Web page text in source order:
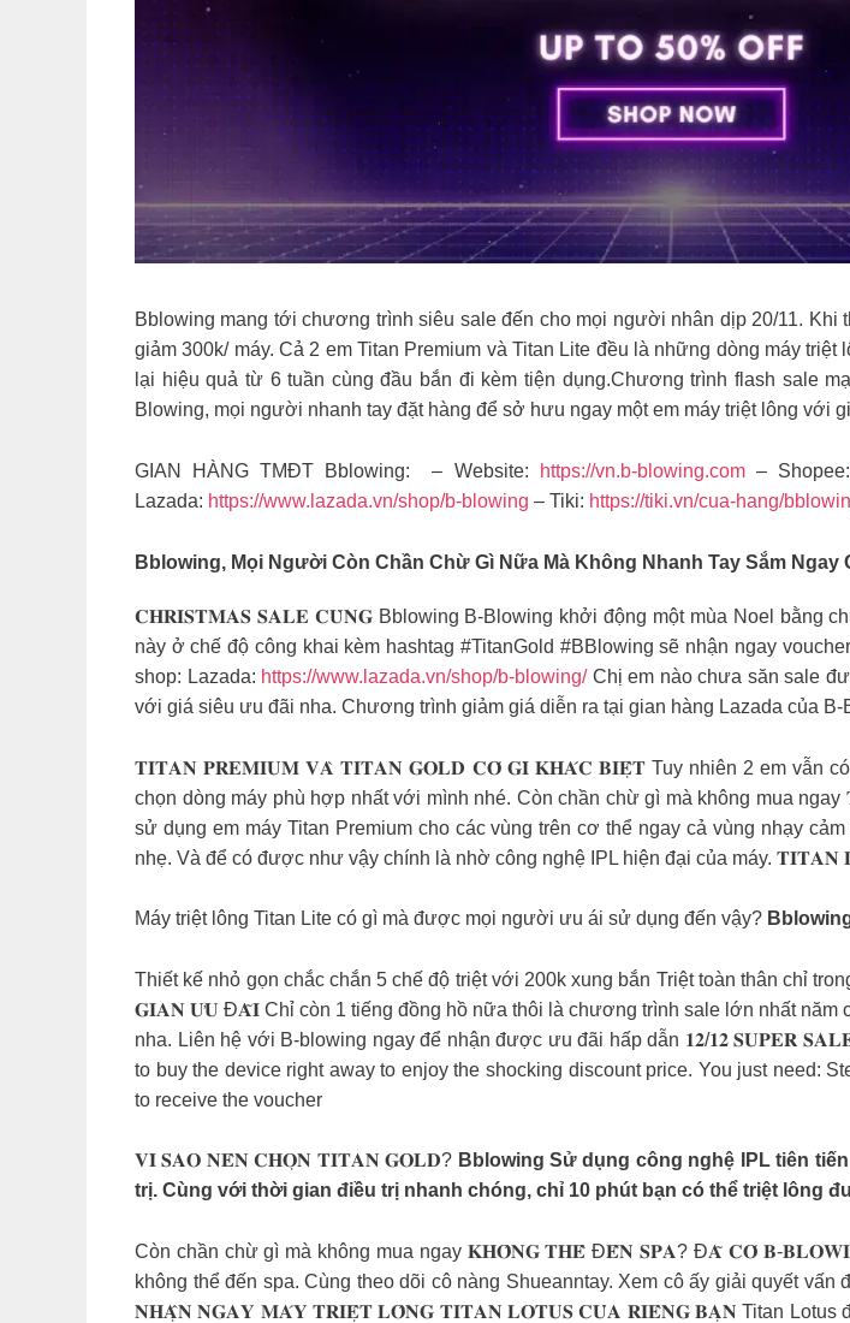
Bblowing mang tới chương trình siêu sale đến cho mọi người nhân dịp 20/11.
giảm 300k/ máy. Cả 2 em Titan Premium và Titan Lite đều là những dòng máy triệt
lại hiệu quả từ 6 tuần cùng đầu bắn đi kèm tiện dụng.Chương trình flash sale
Blowing, mọi người nhanh tay đặt hàng để sở hưu ngay một em máy triệt lông với
GIAN HÀNG TMĐT Bblowing: – Website: https://vn.b-blowing.com– Shopee:
Lazada: https://www.lazada.vn/shop/b-blowing – Tiki: https://tiki.vn/cua-hang/
Bblowing, Mọi Người Còn Chần Chừ Gì Nữa Mà Không Nhanh Tay Sắm Ngay
𝐂𝐇𝐑𝐈𝐒𝐓𝐌𝐀𝐒 𝐒𝐀𝐋𝐄 𝐂𝐔̀𝐍𝐆 Bblowing B-Blowing khởi động một mùa Noel bằng
này ở chế độ công khai kèm hashtag #TitanGold #BBlowing sẽ nhận ngay
shop: Lazada: https://www.lazada.vn/shop/b-blowing/Chị em nào chưa săn sale
với giá siêu ưu đãi nha. Chương trình giảm giá diễn ra tại gian hàng Lazada của
𝐓𝐈𝐓𝐀𝐍 𝐏𝐑𝐄𝐌𝐈𝐔𝐌 𝐕𝐀̀ 𝐓𝐈𝐓𝐀𝐍 𝐆𝐎𝐋𝐃 𝐂𝐎́ 𝐆𝐈̀ 𝐊𝐇𝐀́𝐂 𝐁𝐈𝐄̣̂𝐓 Tuy nhiên 2 em vẫn có
chọn dòng máy phù hợp nhất với mình nhé. Còn chần chừ gì mà không
sử dụng em máy Titan Premium cho các vùng trên cơ thể ngay cả vùng nhạy
nhẹ. Và để có được như vậy chính là nhờ công nghệ IPL hiện đại của máy.
Máy triệt lông Titan Lite có gì mà được mọi người ưu ái sử dụng đến vậy?
Thiết kế nhỏ gọn chắc chắn 5 chế độ triệt với 200k xung bắn Triệt toàn thân
𝐆𝐈𝐀𝐍 𝐔̛𝐔 Đ𝐀̃𝐈 Chỉ còn 1 tiếng đồng hồ nữa thôi là chương trình sale lớn nhất năm
nha. Liên hệ với B-blowing ngay để nhận được ưu đãi hấp dẫn 𝟏𝟐/𝟏𝟐 𝐒𝐔𝐏𝐄𝐑
to buy the device right away to enjoy the shocking discount price. You just need:
to receive the voucher
𝐕𝐈̀ 𝐒𝐀𝐎 𝐍𝐄̂𝐍 𝐂𝐇𝐎̣𝐍 𝐓𝐈𝐓𝐀𝐍 𝐆𝐎𝐋𝐃? Bblowing Sử dụng công nghệ IPL tiên
trị. Cùng với thời gian điều trị nhanh chóng, chỉ 10 phút bạn có thể triệt lông
Còn chần chừ gì mà không mua ngay 𝐊𝐇𝐎̂𝐍𝐆 𝐓𝐇𝐄̂̉ Đ𝐄̂́𝐍 𝐒𝐏𝐀? Đ𝐀̃ 𝐂𝐎́ 𝐁-
không thể đến spa. Cùng theo dõi cô nàng Shueanntay. Xem cô ấy giải quyết
𝐍𝐇𝐀̣̂𝐍 𝐍𝐆𝐀𝐘 𝐌𝐀́𝐘 𝐓𝐑𝐈𝐄̣̂𝐓 𝐋𝐎̂𝐍𝐆 𝐓𝐈𝐓𝐀𝐍 𝐋𝐎𝐓𝐔𝐒 𝐂𝐔̉𝐀 𝐑𝐈𝐄̂𝐍𝐆 𝐁𝐀̣𝐍 Titan Lotus được